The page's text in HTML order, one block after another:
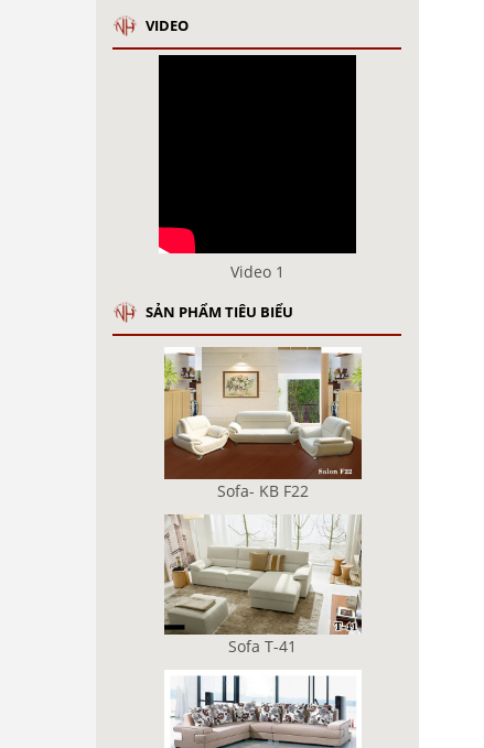
VIDEO
Video 1
SẢN PHẨM TIÊU BIỂU
Sofa- KB F22
Sofa T-41